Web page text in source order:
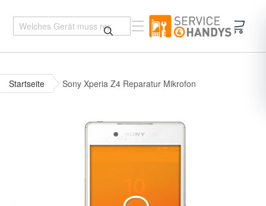
Startseite Sony Xperia Z4 Reparatur Mikrofon